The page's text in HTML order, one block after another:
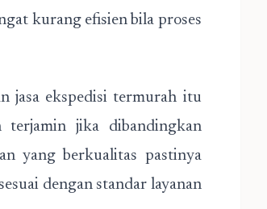
kurang efisien bila proses
jasa ekspedisi termurah itu
jika dibandingkan
yang berkualitas pastinya
dengan standar layanan